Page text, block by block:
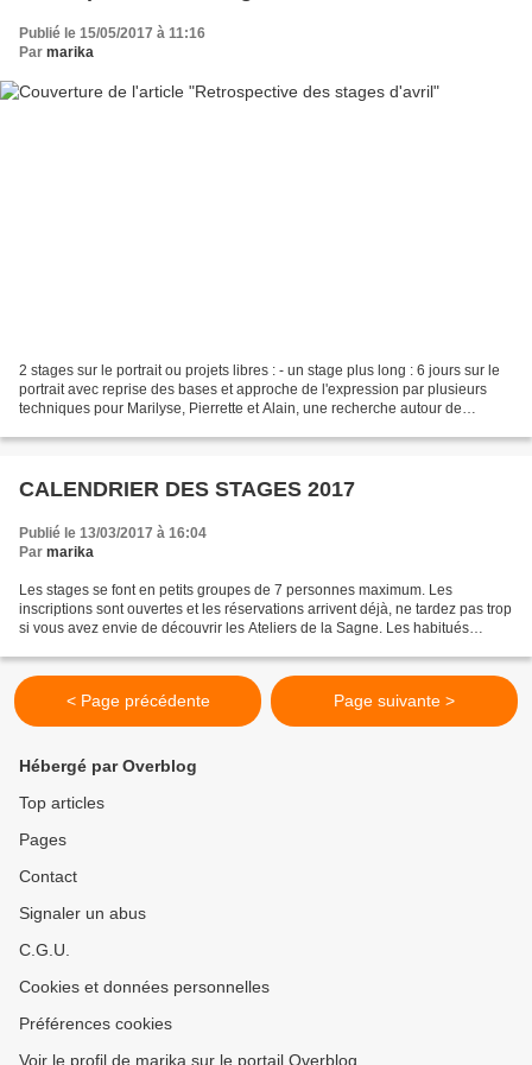
Publié le 15/05/2017 à 11:16
Par marika
2 stages sur le portrait ou projets libres : - un stage plus long : 6 jours sur le
portrait avec reprise des bases et approche de l'expression par plusieurs
techniques pour Marilyse, Pierrette et Alain, une recherche autour de
CALENDRIER DES STAGES 2017
Publié le 13/03/2017 à 16:04
Par marika
Les stages se font en petits groupes de 7 personnes maximum. Les
inscriptions sont ouvertes et les réservations arrivent déjà, ne tardez pas trop
si vous avez envie de découvrir les Ateliers de la Sagne. Les habitués
< Page précédente Page suivante >
Hébergé par Overblog
Top articles
Pages
Contact
Signaler un abus
C.G.U.
Cookies et données personnelles
Préférences cookies
Voir le profil de marika sur le portail Overblog